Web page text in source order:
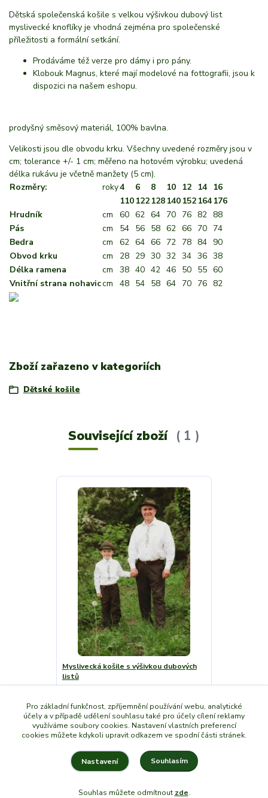
Dětská společenská košile s velkou výšivkou dubový list
myslivecké knoflíky je vhodná zejména pro společenské
příležitosti a formální setkání.
Prodáváme též verze pro dámy i pro pány.
Klobouk Magnus, které mají modelové na fottografii, jsou k
dispozici na našem eshopu.
prodyšný směsový materiál, 100% bavlna.
Velikosti jsou dle obvodu krku. Všechny uvedené rozměry jsou v
cm; tolerance +/- 1 cm; měřeno na hotovém výrobku; uvedená
délka rukávu je včetně manžety (5 cm).
Rozměry:
roky4 6 8 10 12 14
16
110 122 128 140 152 164 176
Hrudník
cm 60 62 64 70 76 82 88
Pás
cm 54 56 58 62 66 70 74
Bedra
cm 62 64 66 72 78 84 90
Obvod krku
cm 28 29 30 32 34 36 38
Délka ramena
cm 38 40 42 46 50 55 60
Vnitřní strana nohaviccm 48 54 58 64 70 76 82
Zboží zařazeno v kategoriích
Dětské košile
Související zboží 1
Myslivecká košile s výšivkou dubových
listů
1 590 Kč
Skladem
Zvolit variantu
Vytvořeno na Eshop-rychle.cz
Pro základní funkčnost, zpříjemnění používání webu, analytické
účely a v případě udělení souhlasu také pro účely cílení reklamy
využíváme soubory cookies. Nastavení vlastních preferencí
cookies můžete kdykoli upravit odkazem ve spodní části stránek.
Nastavení Souhlasím
Souhlas můžete odmítnout zde.